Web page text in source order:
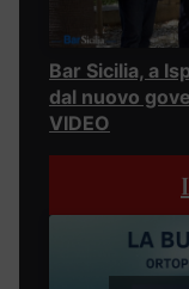
Bar Sicilia, a
dal nuovo
VIDEO